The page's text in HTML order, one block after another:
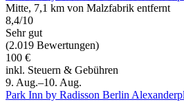
Mitte, 7,1 km von Malzfabrik entfernt
8,4/10
Sehr gut
(2.019 Bewertungen)
100 €
inkl. Steuern & Gebühren
9. Aug.–10. Aug.
Park Inn by Radisson Berlin